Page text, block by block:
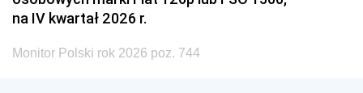
na IV kwartał 2026 r.
Monitor Polski rok 2026 poz. 744